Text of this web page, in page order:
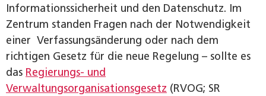
Informationssicherheit und den Datenschutz. Im
Zentrum standen Fragen nach der Notwendigkeit
einer Verfassungsänderung oder nach dem
richtigen Gesetz für die neue Regelung – sollte es
das Regierungs- und
Verwaltungsorganisationsgesetz (RVOG; SR